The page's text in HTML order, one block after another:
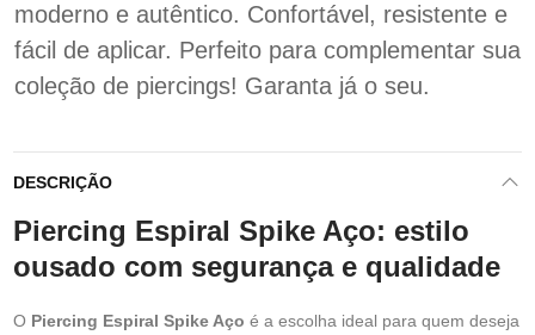
moderno e autêntico. Confortável, resistente e
fácil de aplicar. Perfeito para complementar sua
coleção de piercings! Garanta já o seu.
DESCRIÇÃO
Piercing Espiral Spike Aço: estilo
ousado com segurança e qualidade
O Piercing Espiral Spike Aço é a escolha ideal para quem deseja